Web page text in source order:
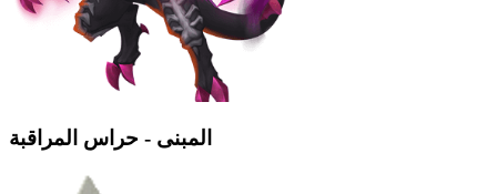
المبنى - حراس المراقبة